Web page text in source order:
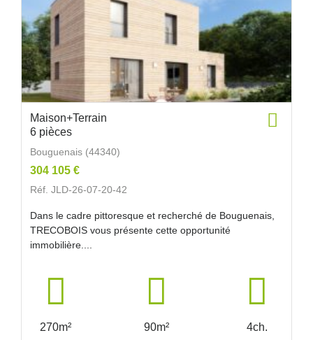
Maison+Terrain
6 pièces
Bouguenais (44340)
304 105 €
Réf. JLD-26-07-20-42
Dans le cadre pittoresque et recherché de Bouguenais,
TRECOBOIS vous présente cette opportunité
immobilière....
270m² 90m² 4ch.